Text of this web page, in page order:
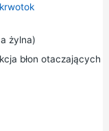
żylna)
błon otaczających